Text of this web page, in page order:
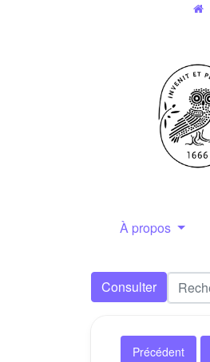
À propos
Consulter
Précédent